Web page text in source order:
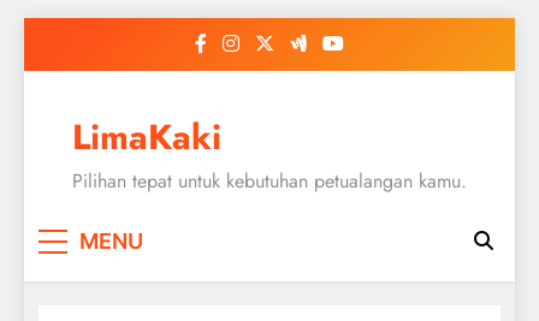
LimaKaki
Pilihan tepat untuk kebutuhan petualangan kamu.
MENU